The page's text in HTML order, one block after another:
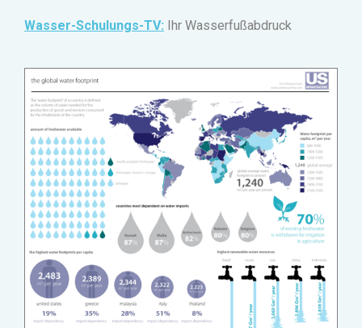
Wasser-Schulungs-TV: Ihr Wasserfußabdruck